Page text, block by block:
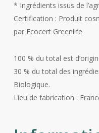
* Ingrédients issus de
Certification : Produit
par Ecocert Greenlife
100 % du total est
30 % du total des
Biologique.
Lieu de fabrication :